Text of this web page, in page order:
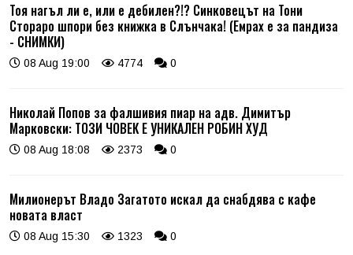
Тоя нагъл ли е, или е дебилен?!? Синковецът на Тони
Стораро шпори без книжка в Слънчака! (Емрах е за пандиза
- СНИМКИ)
08 Aug 19:00 4774 0
Николай Попов за фалшивия пиар на адв. Димитър
Марковски: ТОЗИ ЧОВЕК Е УНИКАЛЕН РОБИН ХУД
08 Aug 18:08 2373 0
Милионерът Владо Загатото искал да снабдява с кафе
новата власт
08 Aug 15:30 1323 0